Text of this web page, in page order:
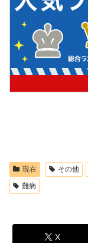
現在 その他
難病
X